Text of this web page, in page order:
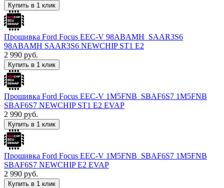
Купить в 1 клик
Прошивка Ford Focus EEC-V 98ABAMH_SAAR3S6
98ABAMH SAAR3S6 NEWCHIP ST1 E2
2 990 руб.
Купить в 1 клик
Прошивка Ford Focus EEC-V 1M5FNB_SBAF6S7 1M5FNB
SBAF6S7 NEWCHIP ST1 E2 EVAP
2 990 руб.
Купить в 1 клик
Прошивка Ford Focus EEC-V 1M5FNB_SBAF6S7 1M5FNB
SBAF6S7 NEWCHIP E2 EVAP
2 990 руб.
Купить в 1 клик